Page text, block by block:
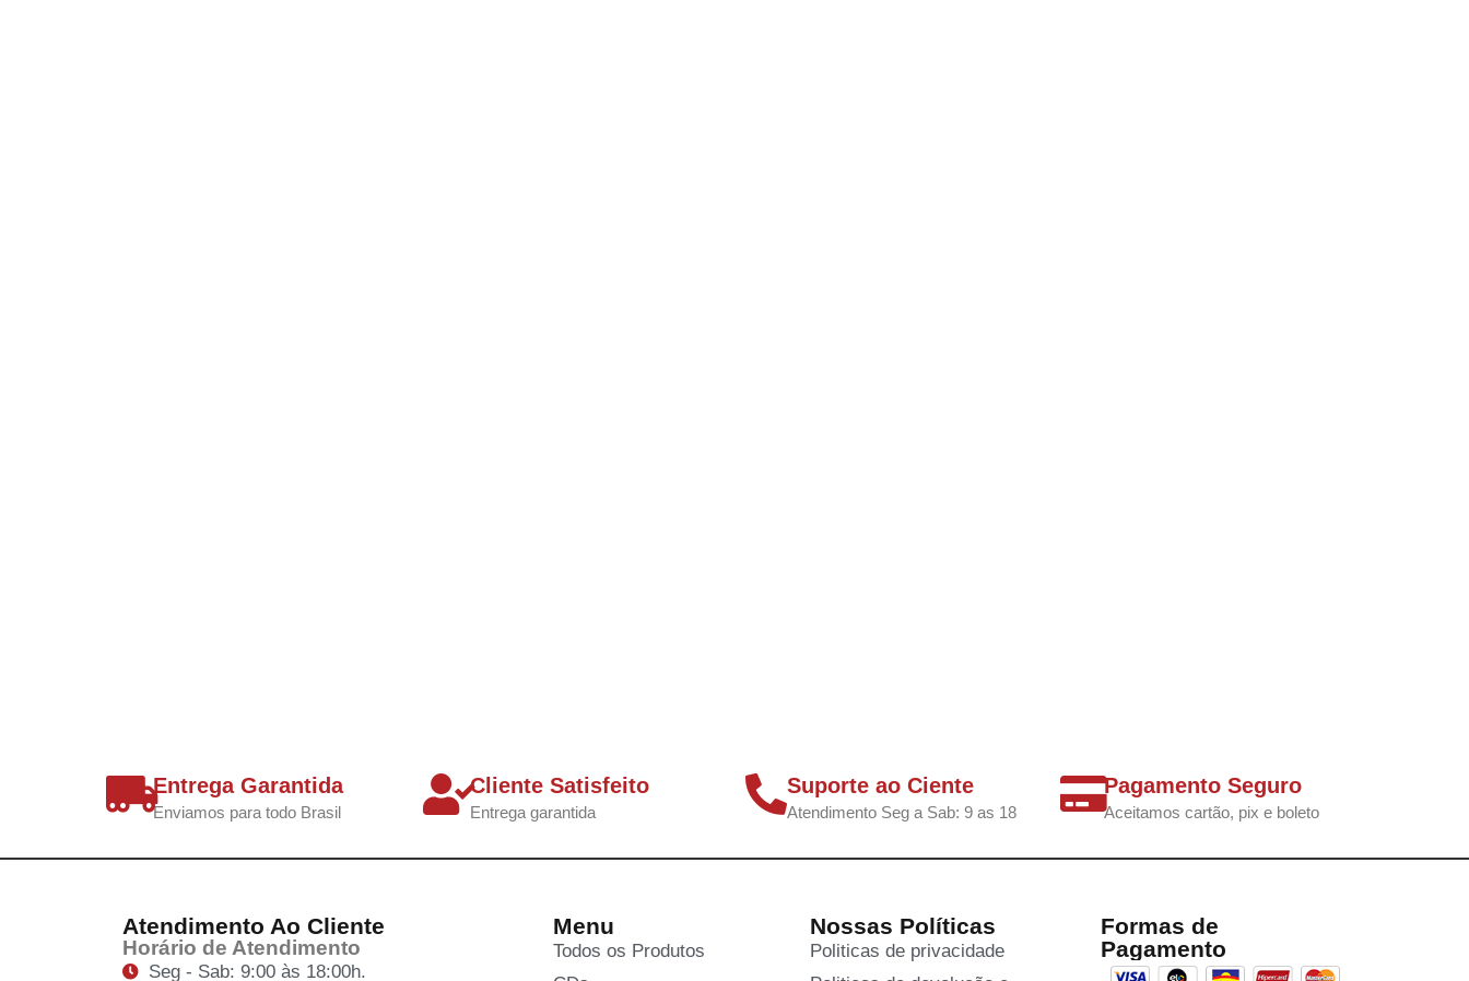
Entrega Garantida
Enviamos para todo Brasil
Cliente Satisfeito
Entrega garantida
Suporte ao Ciente
Atendimento Seg a Sab: 9 as 18
Pagamento Seguro
Aceitamos cartão, pix e boleto
Atendimento Ao Cliente
Horário de Atendimento
Seg - Sab: 9:00 às 18:00h.
Menu
Todos os Produtos
Nossas Políticas
Politicas de privacidade
Formas de
Pagamento